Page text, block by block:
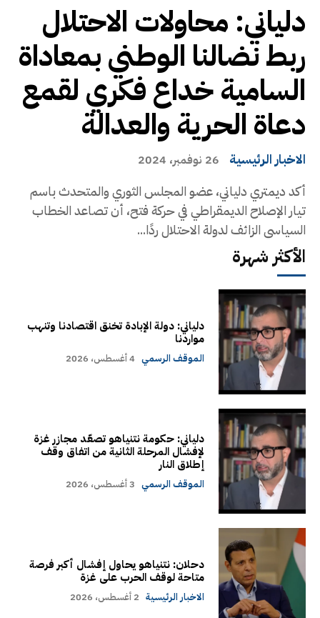
دلياني: محاولات الاحتلال
ربط نضالنا الوطني بمعاداة
السامية خداع فكري لقمع
دعاة الحرية والعدالة
الاخبار الرئيسية 26 نوفمبر، 2024
أكد ديمتري دلياني، عضو المجلس الثوري والمتحدث باسم
تيار الإصلاح الديمقراطي في حركة فتح، أن تصاعد الخطاب
السياسي الزائف لدولة الاحتلال ردًا...
الأكثر شهرة
دلياني: دولة الإبادة تخنق اقتصادنا وتنهب
مواردنا
الموقف الرسمي 4 أغسطس، 2026
دلياني: حكومة نتنياهو تصعّد مجازر غزة
لإفشال المرحلة الثانية من اتفاق وقف
إطلاق النار
الموقف الرسمي 3 أغسطس، 2026
دحلان: نتنياهو يحاول إفشال أكبر فرصة
متاحة لوقف الحرب على غزة
الاخبار الرئيسية 2 أغسطس، 2026